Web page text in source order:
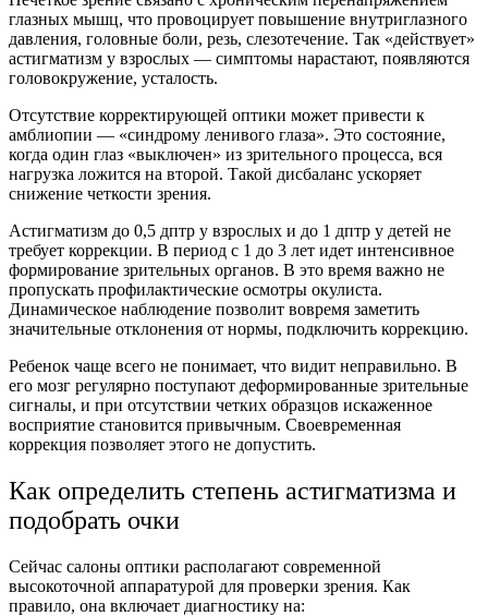
глазных мышц, что провоцирует повышение внутриглазного
давления, головные боли, резь, слезотечение. Так «действует»
астигматизм у взрослых — симптомы нарастают, появляются
головокружение, усталость.
Отсутствие корректирующей оптики может привести к
амблиопии — «синдрому ленивого глаза». Это состояние,
когда один глаз «выключен» из зрительного процесса, вся
нагрузка ложится на второй. Такой дисбаланс ускоряет
снижение четкости зрения.
Астигматизм до 0,5 дптр у взрослых и до 1 дптр у детей не
требует коррекции. В период с 1 до 3 лет идет интенсивное
формирование зрительных органов. В это время важно не
пропускать профилактические осмотры окулиста.
Динамическое наблюдение позволит вовремя заметить
значительные отклонения от нормы, подключить коррекцию.
Ребенок чаще всего не понимает, что видит неправильно. В
его мозг регулярно поступают деформированные зрительные
сигналы, и при отсутствии четких образцов искаженное
восприятие становится привычным. Своевременная
коррекция позволяет этого не допустить.
Как определить степень астигматизма и
подобрать очки
Сейчас салоны оптики располагают современной
высокоточной аппаратурой для проверки зрения. Как
правило, она включает диагностику на: